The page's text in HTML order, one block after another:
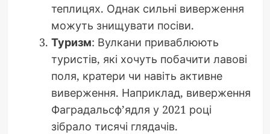
теплицях. Однак сильні виверження
можуть знищувати посіви.
Туризм: Вулкани приваблюють
туристів, які хочуть побачити лавові
поля, кратери чи навіть активне
виверження. Наприклад, виверження
Фаградальсф’ядля у 2021 році
зібрало тисячі глядачів.